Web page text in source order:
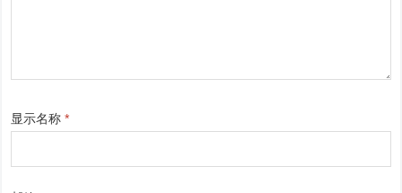
显示名称*